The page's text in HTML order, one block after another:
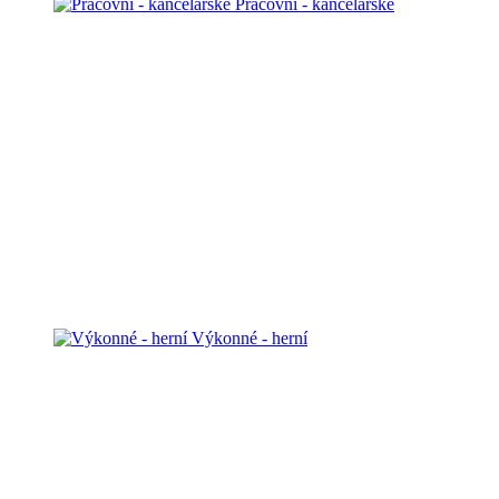
Pracovní - kancelářské
Výkonné - herní